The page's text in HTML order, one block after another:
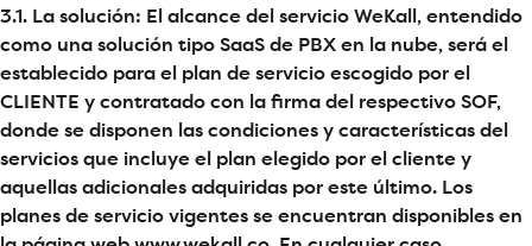
3.1. La solución: El alcance del servicio WeKall, entendido
como una solución tipo SaaS de PBX en la nube, será el
establecido para el plan de servicio escogido por el
CLIENTE y contratado con la firma del respectivo SOF,
donde se disponen las condiciones y características del
servicios que incluye el plan elegido por el cliente y
aquellas adicionales adquiridas por este último. Los
planes de servicio vigentes se encuentran disponibles en